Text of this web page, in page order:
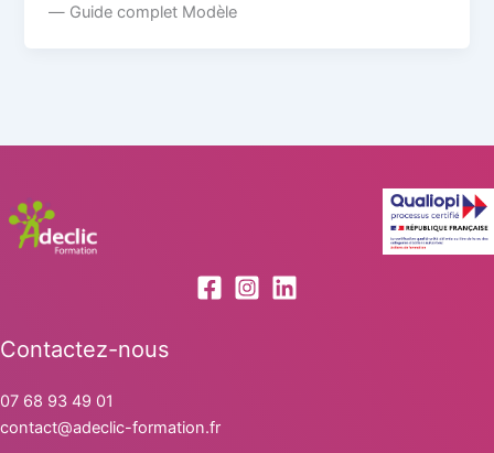
— Guide complet Modèle
Contactez-nous
07 68 93 49 01
contact@adeclic-formation.fr